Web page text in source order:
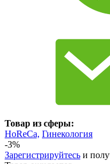
Товар из сферы:
HoReCa, Гинекология
-3%
Зарегистрируйтесь и